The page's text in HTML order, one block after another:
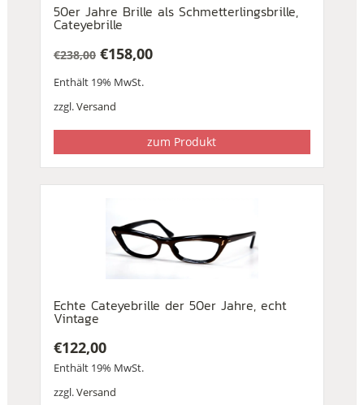
50er Jahre Brille als Schmetterlingsbrille,
Cateyebrille
€238,00
Preis
war:
€158,00
Preis
ist:
Enthält 19% MwSt.
zzgl.Versand
zum Produkt
Echte Cateyebrille der 50er Jahre, echt
Vintage
€122,00
Enthält 19% MwSt.
zzgl.Versand